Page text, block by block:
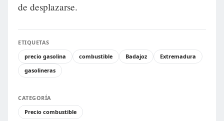
de desplazarse.
ETIQUETAS
precio gasolina
combustible Badajoz
Extremadura
gasolineras
CATEGORÍA
Precio combustible